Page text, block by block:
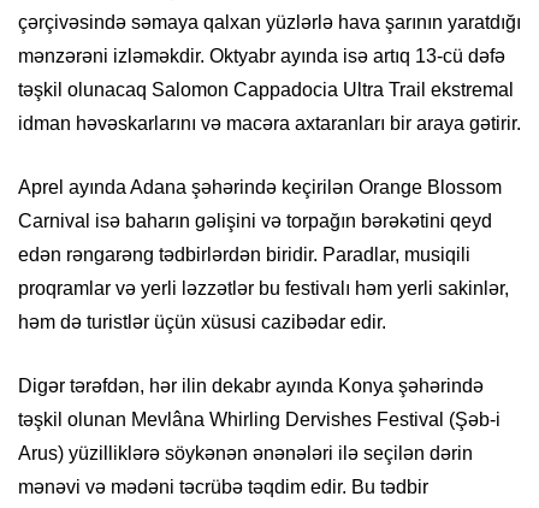
çərçivəsində səmaya qalxan yüzlərlə hava şarının yaratdığı
mənzərəni izləməkdir. Oktyabr ayında isə artıq 13-cü dəfə
təşkil olunacaq Salomon Cappadocia Ultra Trail ekstremal
idman həvəskarlarını və macəra axtaranları bir araya gətirir.
Aprel ayında Adana şəhərində keçirilən Orange Blossom
Carnival isə baharın gəlişini və torpağın bərəkətini qeyd
edən rəngarəng tədbirlərdən biridir. Paradlar, musiqili
proqramlar və yerli ləzzətlər bu festivalı həm yerli sakinlər,
həm də turistlər üçün xüsusi cazibədar edir.
Digər tərəfdən, hər ilin dekabr ayında Konya şəhərində
təşkil olunan Mevlâna Whirling Dervishes Festival (Şəb-i
Arus) yüzilliklərə söykənən ənənələri ilə seçilən dərin
mənəvi və mədəni təcrübə təqdim edir. Bu tədbir